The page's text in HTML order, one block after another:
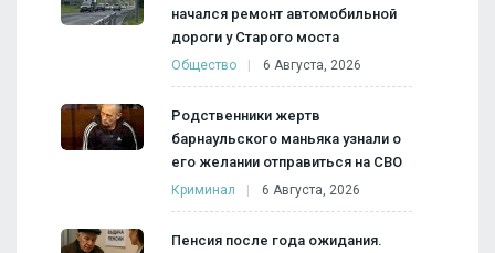
начался ремонт автомобильной
дороги у Старого моста
Общество 6 Августа, 2026
Родственники жертв
барнаульского маньяка узнали о
его желании отправиться на СВО
Криминал 6 Августа, 2026
Пенсия после года ожидания.